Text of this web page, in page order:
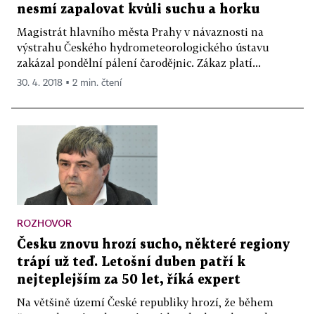
nesmí zapalovat kvůli suchu a horku
Magistrát hlavního města Prahy v návaznosti na
výstrahu Českého hydrometeorologického ústavu
zakázal pondělní pálení čarodějnic. Zákaz platí...
30. 4. 2018 ▪ 2 min. čtení
ROZHOVOR
Česku znovu hrozí sucho, některé regiony
trápí už teď. Letošní duben patří k
nejteplejším za 50 let, říká expert
Na většině území České republiky hrozí, že během